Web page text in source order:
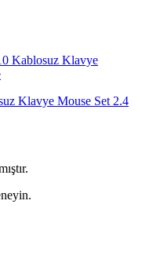
Klavye Mouse Set 2.4